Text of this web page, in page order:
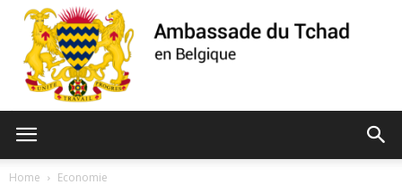
Home Economie